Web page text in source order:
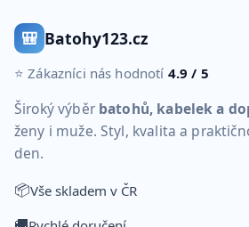
🎒 Batohy123.cz
⭐ Zákazníci nás hodnotí 4.9 / 5
Široký výběr batohů, kabelek a
ženy i muže. Styl, kvalita a
den.
📦Vše skladem v ČR